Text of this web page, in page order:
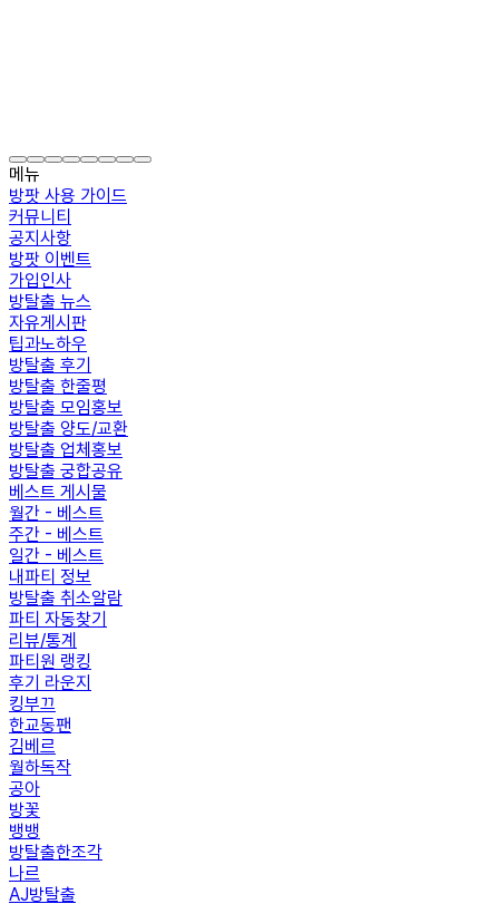
메뉴
방팟 사용 가이드
커뮤니티
공지사항
방팟 이벤트
가입인사
방탈출 뉴스
자유게시판
팁과노하우
방탈출 후기
방탈출 한줄평
방탈출 모임홍보
방탈출 양도/교환
방탈출 업체홍보
방탈출 궁합공유
베스트 게시물
월간 - 베스트
주간 - 베스트
일간 - 베스트
내파티 정보
방탈출 취소알람
파티 자동찾기
리뷰/통계
파티원 랭킹
후기 라운지
킹부끄
한교동팬
김베르
월하독작
공아
방꽃
뱅뱅
방탈출한조각
나르
AJ방탈출